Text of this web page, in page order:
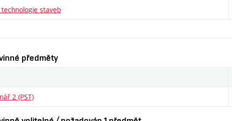
staveb
předměty
2 (PST)